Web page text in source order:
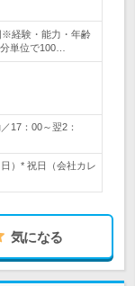
※経験・能力・年齢
単位で100…
17：00～翌2：
）* 祝日（会社カレ
気になる